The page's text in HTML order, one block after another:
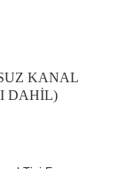
KANAL
DAHİL)